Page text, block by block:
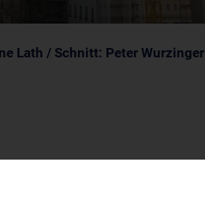
Lath / Schnitt: Peter Wurzinger